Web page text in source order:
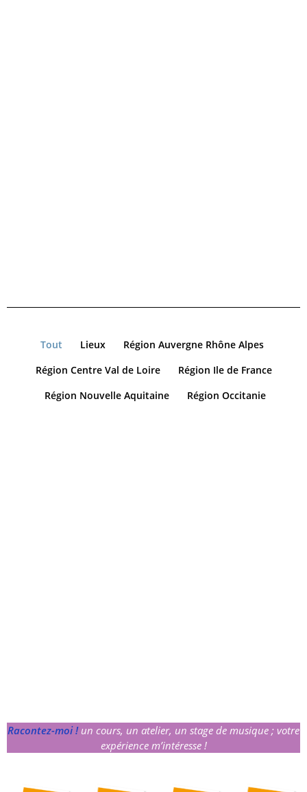
Tout Lieux
Région Auvergne Rhône Alpes
Région Centre Val de Loire
Région Ile de France
Région Nouvelle Aquitaine
Région Occitanie
Racontez-moi ! un cours, un atelier, un stage de musique ; votre
expérience m’intéresse !